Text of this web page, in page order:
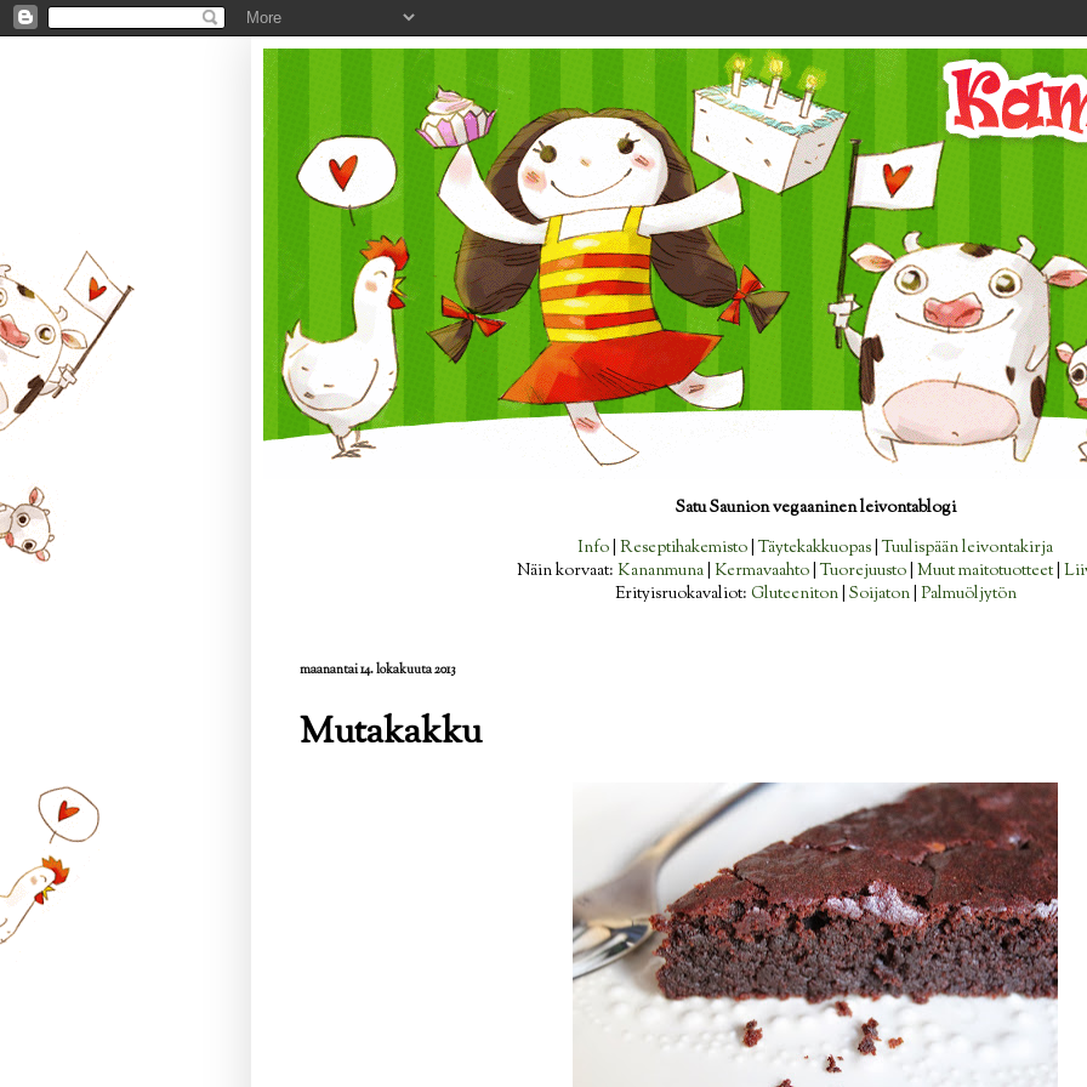
Satu Saunion vegaaninen leivontablogi
Info Reseptihakemisto |Täytekakkuopas |Tuulispään leivontakirja
Näin korvaat: Kananmuna Kermavaahto |Tuorejuusto Muut maitotuotteet|
Erityisruokavaliot: Gluteeniton| Soijaton| Palmuöljytön
maanantai 14. lokakuuta 2013
Mutakakku